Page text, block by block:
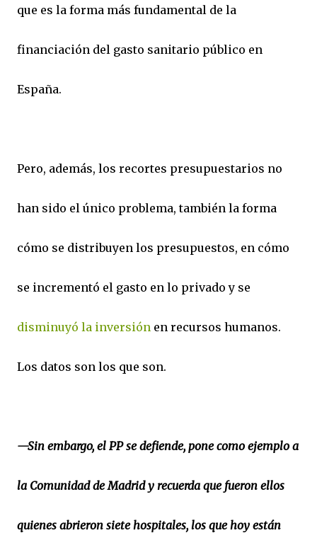
que es la forma más fundamental de la
financiación del gasto sanitario público en
España.
Pero, además, los recortes presupuestarios no
han sido el único problema, también la forma
cómo se distribuyen los presupuestos, en cómo
se incrementó el gasto en lo privado y se
disminuyó la inversión en recursos humanos.
Los datos son los que son.
—Sin embargo, el PP se defiende, pone como ejemplo a
la Comunidad de Madrid y recuerda que fueron ellos
quienes abrieron siete hospitales, los que hoy están